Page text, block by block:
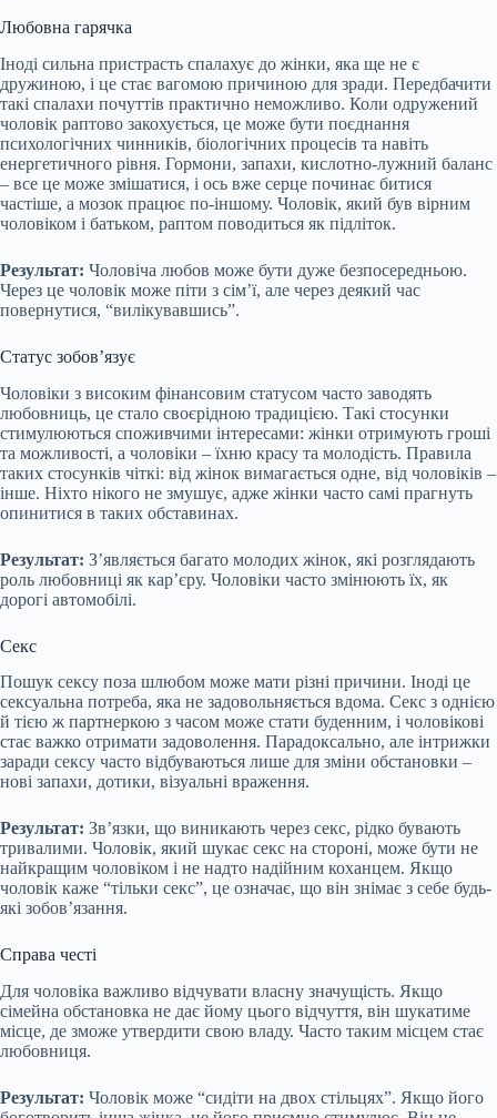
Любовна гарячка
Іноді сильна пристрасть спалахує до жінки, яка ще не є
дружиною, і це стає вагомою причиною для зради. Передбачити
такі спалахи почуттів практично неможливо. Коли одружений
чоловік раптово закохується, це може бути поєднання
психологічних чинників, біологічних процесів та навіть
енергетичного рівня. Гормони, запахи, кислотно-лужний баланс
– все це може змішатися, і ось вже серце починає битися
частіше, а мозок працює по-іншому. Чоловік, який був вірним
чоловіком і батьком, раптом поводиться як підліток.
Результат: Чоловіча любов може бути дуже безпосередньою.
Через це чоловік може піти з сім’ї, але через деякий час
повернутися, “вилікувавшись”.
Статус зобов’язує
Чоловіки з високим фінансовим статусом часто заводять
любовниць, це стало своєрідною традицією. Такі стосунки
стимулюються споживчими інтересами: жінки отримують гроші
та можливості, а чоловіки – їхню красу та молодість. Правила
таких стосунків чіткі: від жінок вимагається одне, від чоловіків –
інше. Ніхто нікого не змушує, адже жінки часто самі прагнуть
опинитися в таких обставинах.
Результат: З’являється багато молодих жінок, які розглядають
роль любовниці як кар’єру. Чоловіки часто змінюють їх, як
дорогі автомобілі.
Секс
Пошук сексу поза шлюбом може мати різні причини. Іноді це
сексуальна потреба, яка не задовольняється вдома. Секс з однією
й тією ж партнеркою з часом може стати буденним, і чоловікові
стає важко отримати задоволення. Парадоксально, але інтрижки
заради сексу часто відбуваються лише для зміни обстановки –
нові запахи, дотики, візуальні враження.
Результат: Зв’язки, що виникають через секс, рідко бувають
тривалими. Чоловік, який шукає секс на стороні, може бути не
найкращим чоловіком і не надто надійним коханцем. Якщо
чоловік каже “тільки секс”, це означає, що він знімає з себе будь-
які зобов’язання.
Справа честі
Для чоловіка важливо відчувати власну значущість. Якщо
сімейна обстановка не дає йому цього відчуття, він шукатиме
місце, де зможе утвердити свою владу. Часто таким місцем стає
любовниця.
Результат: Чоловік може “сидіти на двох стільцях”. Якщо його